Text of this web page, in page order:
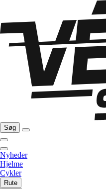
Søg
Nyheder
Hjelme
Cykler
Rute